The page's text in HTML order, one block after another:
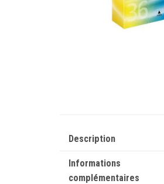
Description
Informations
complémentaires